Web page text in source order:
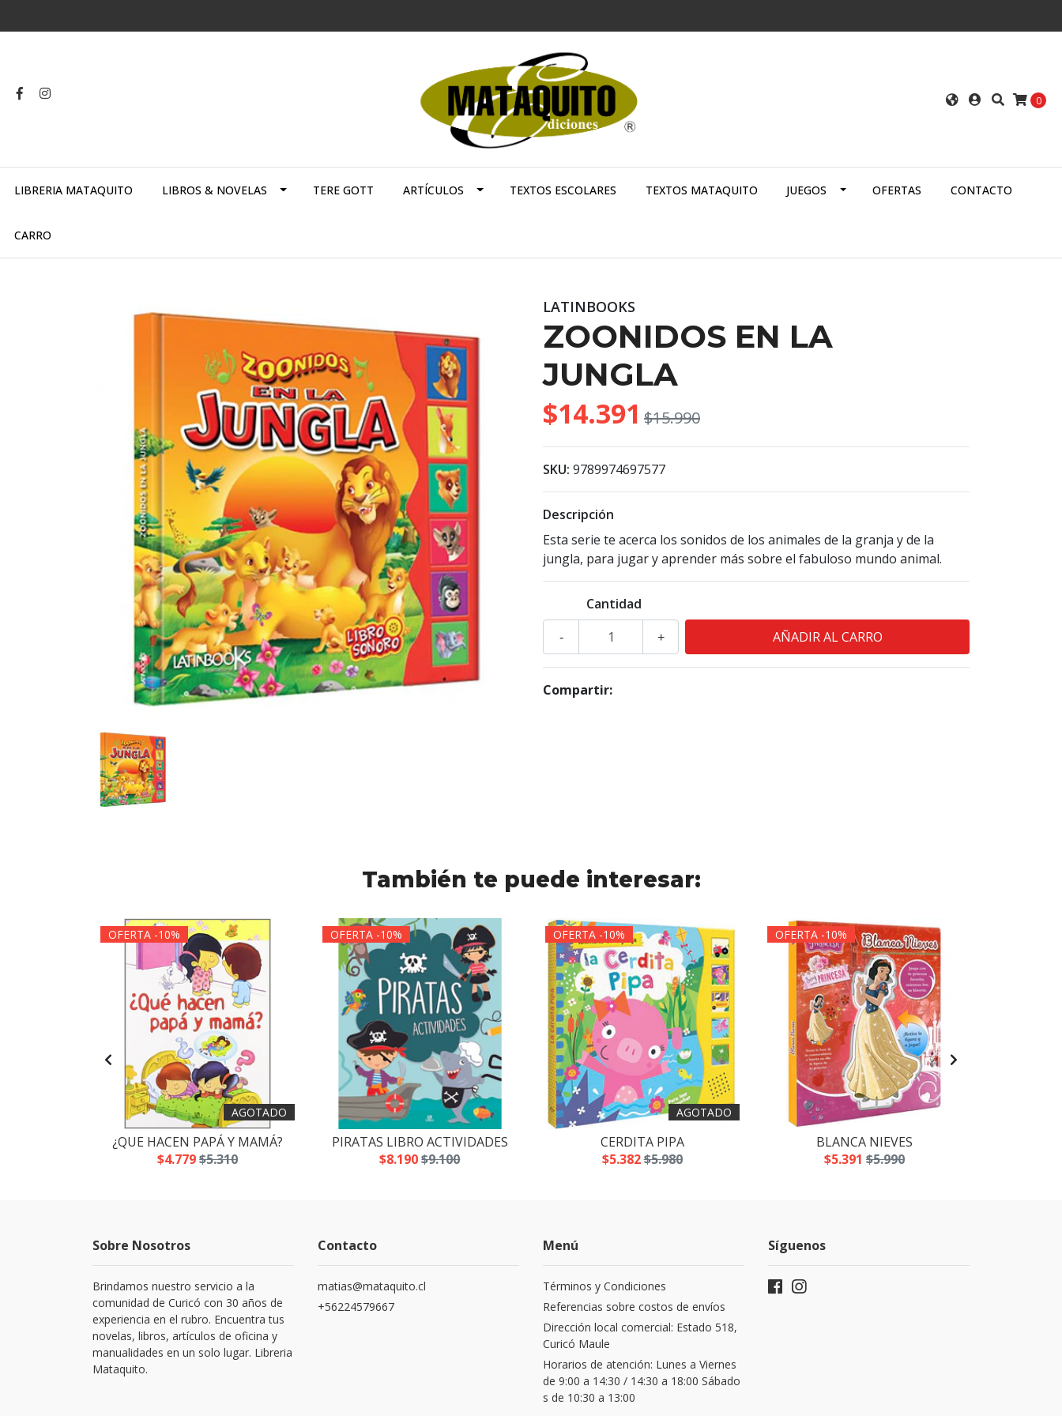
0
LIBRERIA MATAQUITO LIBROS & NOVELAS TERE GOTT ARTÍCULOS TEXTOS ESCOLARES TEXTOS MATAQUITO JUEGOS OFERTAS CONTACTO
CARRO
LATINBOOKS
ZOONIDOS EN LA
JUNGLA
$14.391 $15.990
SKU: 9789974697577
Descripción
Esta serie te acerca los sonidos de los animales de la granja y de la
jungla, para jugar y aprender más sobre el fabuloso mundo animal.
Cantidad
+
-
Compartir:
También te puede interesar:
OFERTA -10%
AGOTADO
¿QUE HACEN PAPÁ Y MAMÁ?
$4.779$5.310
OFERTA -10%
PIRATAS LIBRO ACTIVIDADES
$8.190$9.100
OFERTA -10%
AGOTADO
CERDITA PIPA
$5.382$5.980
OFERTA -10%
BLANCA NIEVES
$5.391 $5.990
Sobre Nosotros
Brindamos nuestro servicio a la
comunidad de Curicó con 30 años de
experiencia en el rubro. Encuentra tus
novelas, libros, artículos de oficina y
manualidades en un solo lugar. Libreria
Mataquito.
Contacto
matias@mataquito.cl
+56224579667
Menú
Términos y Condiciones
Referencias sobre costos de envíos
Dirección local comercial: Estado 518,
Curicó Maule
Horarios de atención: Lunes a Viernes
de 9:00 a 14:30 / 14:30 a 18:00 Sábado
s de 10:30 a 13:00
Síguenos